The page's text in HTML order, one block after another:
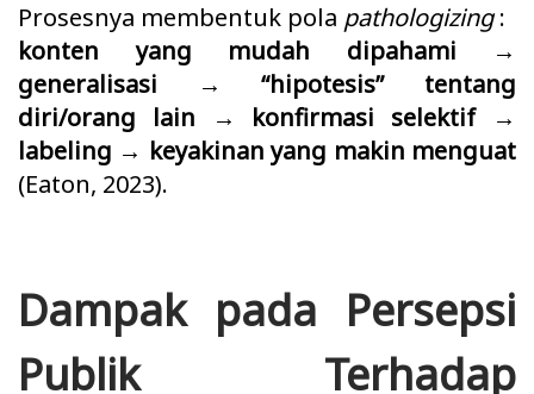
Prosesnya membentuk pola pathologizing:
konten yang mudah dipahami →
generalisasi → “hipotesis” tentang
diri/orang lain → konfirmasi selektif →
labeling → keyakinan yang makin menguat
(Eaton, 2023).
Dampak pada Persepsi
Publik Terhadap